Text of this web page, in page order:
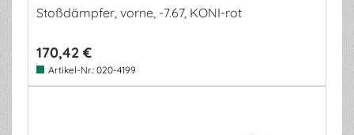
Stoßdämpfer, vorne, -7.67, KONI-rot
170,42 €
Artikel-Nr.: 020-4199